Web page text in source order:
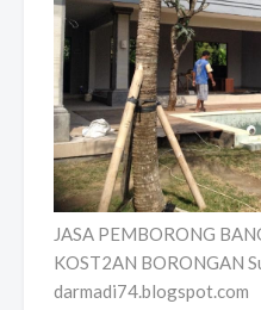
JASA PEMBORONG
KOST2AN BORONGAN
darmadi74.blogspot.com